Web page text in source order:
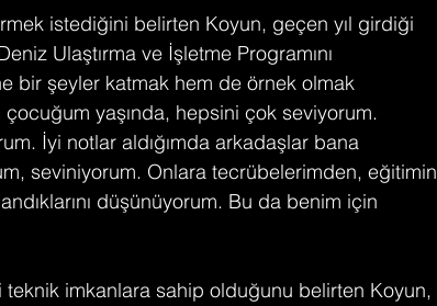
istediğini belirten Koyun, geçen yıl girdiği
Ulaştırma ve İşletme Programını
bir şeyler katmak hem de örnek olmak
yaşında, hepsini çok seviyorum.
İyi notlar aldığımda arkadaşlar bana
seviniyorum. Onlara tecrübelerimden, eğitimin
düşünüyorum. Bu da benim için
imkanlara sahip olduğunu belirten Koyun,